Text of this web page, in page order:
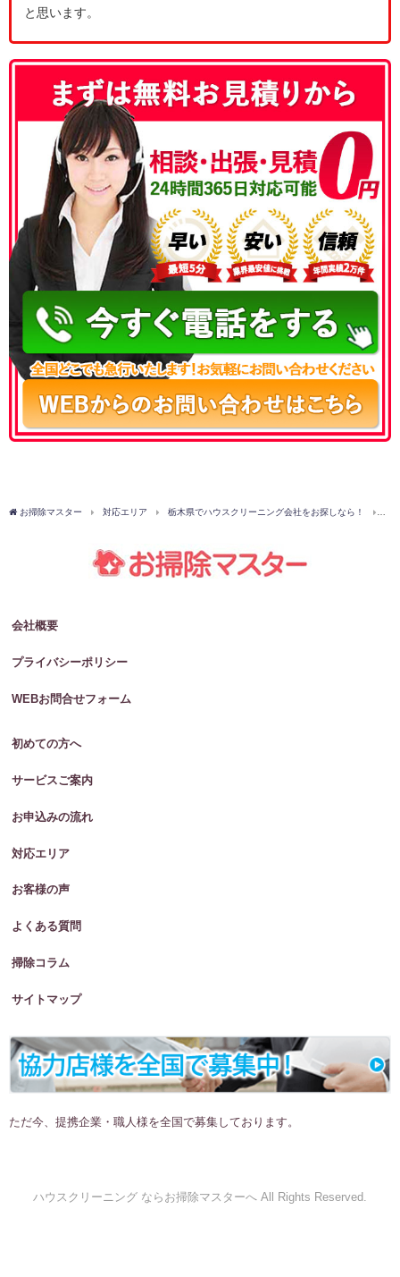
と思います。
050-3177-5687
お掃除マスター 対応エリア 栃木県でハウスクリーニング会社をお探しなら！
会社概要
プライバシーポリシー
WEBお問合せフォーム
初めての方へ
サービスご案内
お申込みの流れ
対応エリア
お客様の声
よくある質問
掃除コラム
サイトマップ
ただ今、提携企業・職人様を全国で募集しております。
ハウスクリーニング ならお掃除マスターへ All Rights Reserved.